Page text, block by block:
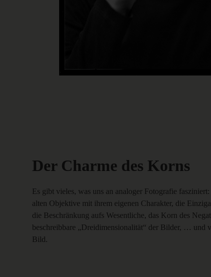
Der Charme des Korns
Es gibt vieles, was uns an analoger Fotografie
alten Objektive mit ihrem eigenen Charakter, die
die Beschränkung aufs Wesentliche, das Korn des
beschreibbare „Dreidimensionalität“ der Bilder, … und
Bild.